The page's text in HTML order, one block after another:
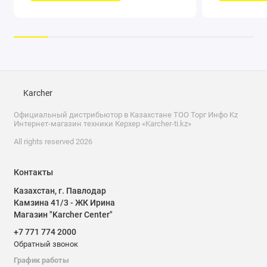
чистки высоким давлением
Эффективно удаляет масла,
Эффективная очистка во всех
температурных режимах
Придает приятный свежий запах
Karcher
Официальный дистрибьютор в Казахстане ТОО Торг Инфо Kz
Интернет-магазин техники Керхер «Karcher-ti.kz»
All rights reserved 2026
Контакты
Казахстан, г. Павлодар
Камзина 41/3 - ЖК Ирина
Магазин "Karcher Center"
+7 771 774 2000
Обратный звонок
График работы